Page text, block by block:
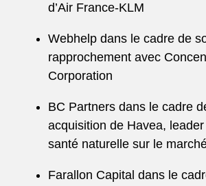
d’Air France-KLM
Webhelp dans le cadre de
rapprochement avec
Corporation
BC Partners dans le cadre
acquisition de Havea,
santé naturelle sur le
Farallon Capital dans le